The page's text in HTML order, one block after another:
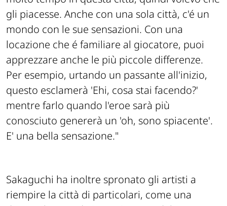
gli piacesse. Anche con una sola città, c'é un
mondo con le sue sensazioni. Con una
locazione che é familiare al giocatore, puoi
apprezzare anche le più piccole differenze.
Per esempio, urtando un passante all'inizio,
questo esclamerà 'Ehi, cosa stai facendo?'
mentre farlo quando l'eroe sarà più
conosciuto genererà un 'oh, sono spiacente'.
E' una bella sensazione."
Sakaguchi ha inoltre spronato gli artisti a
riempire la città di particolari, come una